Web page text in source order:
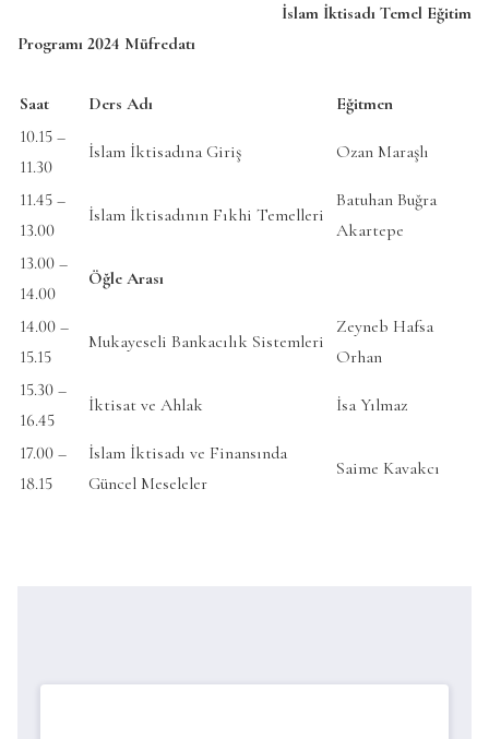
İslam İktisadı Temel Eğitim
Programı 2024 Müfredatı
Saat Ders Adı
Eğitmen
10.15 –
11.30
İslam İktisadına Giriş Ozan Maraşlı
11.45 –
13.00
İslam İktisadının Fıkhi Temelleri
Batuhan Buğra
Akartepe
13.00 –
14.00
Öğle Arası
14.00 –
15.15
Mukayeseli Bankacılık Sistemleri
Zeyneb Hafsa
Orhan
15.30 –
16.45
İktisat ve Ahlak İsa Yılmaz
17.00 –
18.15
İslam İktisadı ve Finansında
Güncel Meseleler
Saime Kavakcı